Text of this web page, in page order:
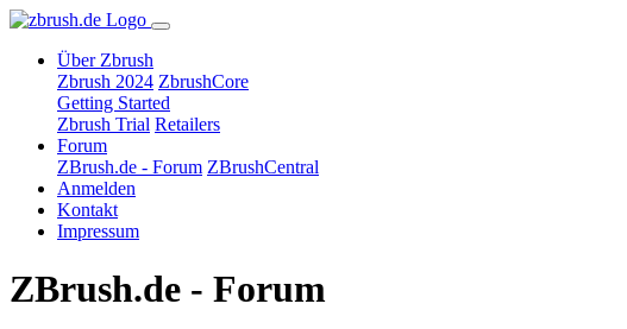
Über Zbrush
Zbrush 2024 ZbrushCore
Getting Started
Zbrush Trial Retailers
Forum
ZBrush.de - Forum ZBrushCentral
Anmelden
Kontakt
Impressum
ZBrush.de - Forum